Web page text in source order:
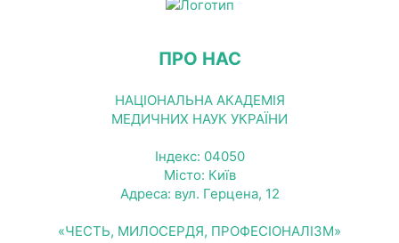
ПРО НАС
НАЦІОНАЛЬНА АКАДЕМІЯ
МЕДИЧНИХ НАУК УКРАЇНИ
Індекс: 04050
Місто: Київ
Адреса: вул. Герцена, 12
«ЧЕСТЬ, МИЛОСЕРДЯ, ПРОФЕСІОНАЛІЗМ»